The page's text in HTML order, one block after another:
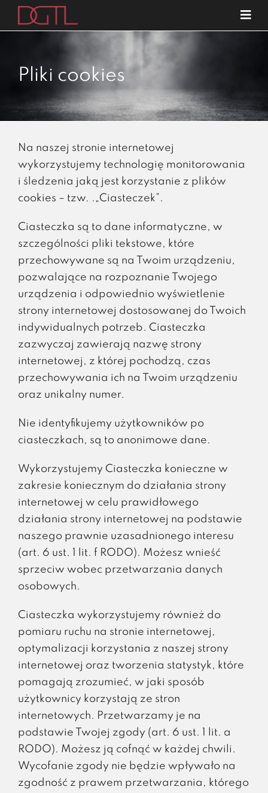
Przejdź
specjalizacje
kontakt
Pliki cookies
Na naszej stronie internetowej
wykorzystujemy technologię monitorowania
i śledzenia jaką jest korzystanie z plików
cookies – tzw. .„Ciasteczek”.
Ciasteczka są to dane informatyczne, w
szczególności pliki tekstowe, które
przechowywane są na Twoim urządzeniu,
pozwalające na rozpoznanie Twojego
urządzenia i odpowiednio wyświetlenie
strony internetowej dostosowanej do Twoich
indywidualnych potrzeb. Ciasteczka
zazwyczaj zawierają nazwę strony
internetowej, z której pochodzą, czas
przechowywania ich na Twoim urządzeniu
oraz unikalny numer.
Nie identyfikujemy użytkowników po
ciasteczkach, są to anonimowe dane.
Wykorzystujemy Ciasteczka konieczne w
zakresie koniecznym do działania strony
internetowej w celu prawidłowego
działania strony internetowej na podstawie
naszego prawnie uzasadnionego interesu
(art. 6 ust. 1 lit. f RODO). Możesz wnieść
sprzeciw wobec przetwarzania danych
osobowych.
Ciasteczka wykorzystujemy również do
pomiaru ruchu na stronie internetowej,
optymalizacji korzystania z naszej strony
internetowej oraz tworzenia statystyk, które
pomagają zrozumieć, w jaki sposób
użytkownicy korzystają ze stron
internetowych. Przetwarzamy je na
podstawie Twojej zgody (art. 6 ust. 1 lit. a
RODO). Możesz ją cofnąć w każdej chwili.
Wycofanie zgody nie będzie wpływało na
zgodność z prawem przetwarzania, którego